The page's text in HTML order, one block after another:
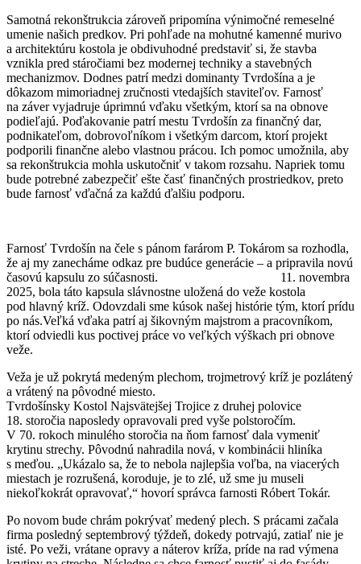
Samotná rekonštrukcia zároveň pripomína výnimočné remeselné
umenie našich predkov. Pri pohľade na mohutné kamenné murivo
a architektúru kostola je obdivuhodné predstaviť si, že stavba
vznikla pred stáročiami bez modernej techniky a stavebných
mechanizmov. Dodnes patrí medzi dominanty Tvrdošína a je
dôkazom mimoriadnej zručnosti vtedajších staviteľov. Farnosť
na záver vyjadruje úprimnú vďaku všetkým, ktorí sa na obnove
podieľajú. Poďakovanie patrí mestu Tvrdošín za finančný dar,
podnikateľom, dobrovoľníkom i všetkým darcom, ktorí projekt
podporili finančne alebo vlastnou prácou. Ich pomoc umožnila, aby
sa rekonštrukcia mohla uskutočniť v takom rozsahu. Napriek tomu
bude potrebné zabezpečiť ešte časť finančných prostriedkov, preto
bude farnosť vďačná za každú ďalšiu podporu.
Farnosť Tvrdošín na čele s pánom farárom P. Tokárom sa rozhodla,
že aj my zanecháme odkaz pre budúce generácie – a pripravila novú
časovú kapsulu zo súčasnosti. 11. novembra
2025, bola táto kapsula slávnostne uložená do veže kostola
pod hlavný kríž. Odovzdali sme kúsok našej histórie tým, ktorí prídu
po nás.Veľká vďaka patrí aj šikovným majstrom a pracovníkom,
ktorí odviedli kus poctivej práce vo veľkých výškach pri obnove
veže.
Veža je už pokrytá medeným plechom, trojmetrový kríž je pozlátený
a vrátený na pôvodné miesto.
Tvrdošínsky Kostol Najsvätejšej Trojice z druhej polovice
18. storočia naposledy opravovali pred vyše polstoročím.
V 70. rokoch minulého storočia na ňom farnosť dala vymeniť
krytinu strechy. Pôvodnú nahradila nová, v kombinácii hliníka
s meďou. „Ukázalo sa, že to nebola najlepšia voľba, na viacerých
miestach je rozrušená, koroduje, je to zlé, už sme ju museli
niekoľkokrát opravovať,“ hovorí správca farnosti Róbert Tokár.
Po novom bude chrám pokrývať medený plech. S prácami začala
firma posledný septembrový týždeň, dokedy potrvajú, zatiaľ nie je
isté. Po veži, vrátane opravy a náterov kríža, príde na rad výmena